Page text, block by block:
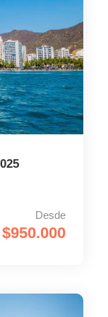
Desde
$950.000